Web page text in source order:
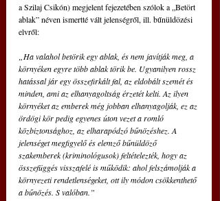
a Szilaj Csikón) megjelent fejezetében szólok a „Betört
ablak” néven ismertté vált jelenségről, ill. bűnüldözési
elvről:
„Ha valahol betörik egy ablak, és nem javítják meg, a
környéken egyre több ablak törik be. Ugyanilyen rossz
hatással jár egy összefirkált fal, az eldobált szemét és
minden, ami az elhanyagoltság érzetét kelti. Az ilyen
környéket az emberek még jobban elhanyagolják, ez az
ördögi kör pedig egyenes úton vezet a romló
közbiztonsághoz, az elharapódzó bűnözéshez. A
jelenséget megfigyelő és elemző bűnüldöző
szakemberek (kriminológusok) feltételezték, hogy az
összefüggés visszafelé is működik: ahol felszámolják a
környezeti rendetlenségeket, ott ily módon csökkenthető
a bűnözés. S valóban.”